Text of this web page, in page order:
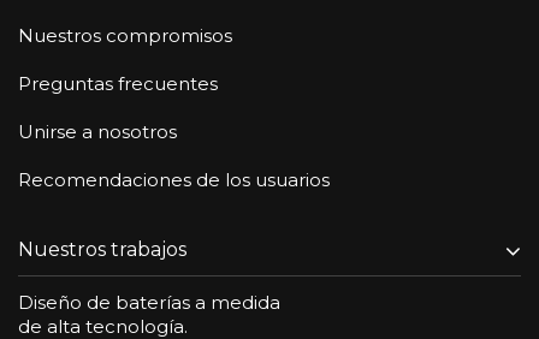
Nuestros compromisos
Preguntas frecuentes
Unirse a nosotros
Recomendaciones de los usuarios
Nuestros trabajos
Diseño de baterías a medida
de alta tecnología.